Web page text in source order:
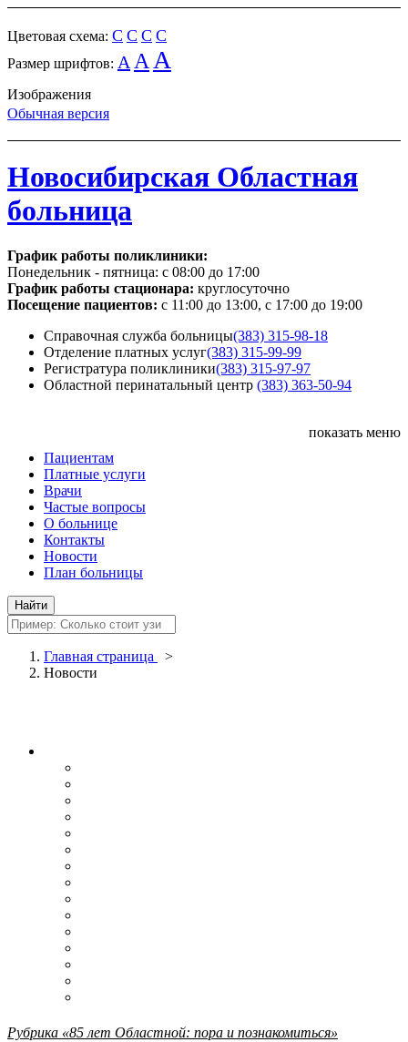
Цветовая схема: C C C C
Размер шрифтов: A A A
Изображения
Обычная версия
Новосибирская Областная
больница
График работы поликлиники:
Понедельник - пятница: с 08:00 до 17:00
График работы стационара: круглосуточно
Посещение пациентов: с 11:00 до 13:00, с 17:00 до 19:00
Справочная служба больницы(383) 315-98-18
Отделение платных услуг(383) 315-99-99
Регистратура поликлиники(383) 315-97-97
Областной перинатальный центр (383) 363-50-94
показать меню
Пациентам
Платные услуги
Врачи
Частые вопросы
О больнице
Контакты
Новости
План больницы
Главная страница
>
Новости
Рубрика «85 лет Областной: пора и познакомиться»